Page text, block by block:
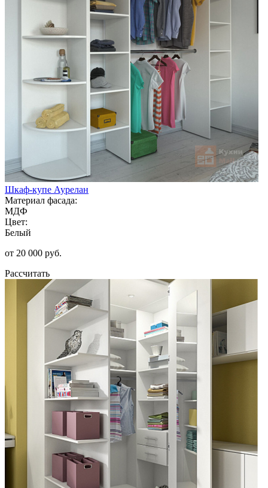
Шкаф-купе Аурелан
Материал фасада:
МДФ
Цвет:
Белый
от 20 000 руб.
Рассчитать